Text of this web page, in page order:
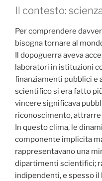
Il contesto:
Per comprendere
bisogna tornare al
Il dopoguerra aveva
laboratori in istituzioni
finanziamenti pubblici e
scientifico si era fatto
vincere significava
riconoscimento,
In questo clima, le
componente implicita
rappresentavano una
dipartimenti scientifici;
indipendenti, e spesso